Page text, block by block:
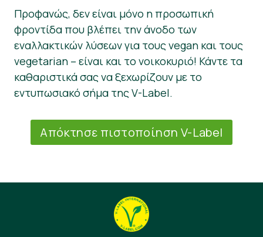
Προφανώς, δεν είναι μόνο η προσωπική
φροντίδα που βλέπει την άνοδο των
εναλλακτικών λύσεων για τους vegan και τους
vegetarian – είναι και το νοικοκυριό! Κάντε τα
καθαριστικά σας να ξεχωρίζουν με το
εντυπωσιακό σήμα της V-Label.
Απόκτησε πιστοποίηση V-Label